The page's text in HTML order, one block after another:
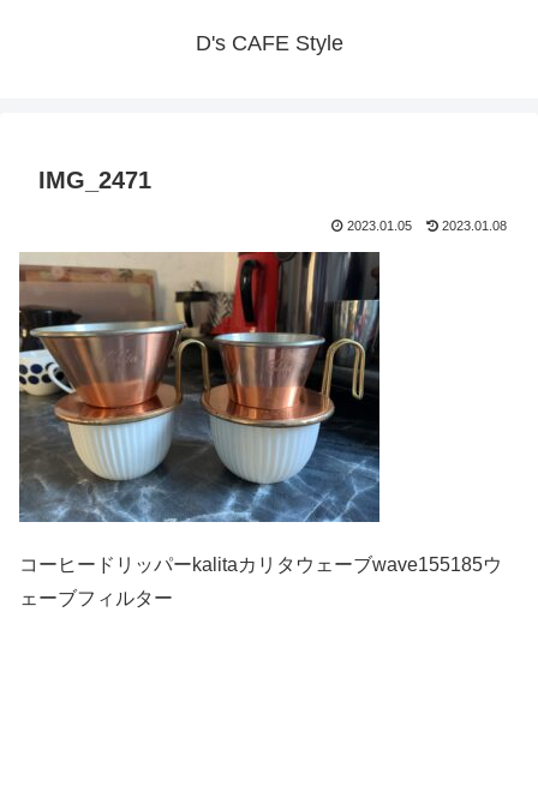
D's CAFE Style
IMG_2471
2023.01.05 2023.01.08
コーヒードリッパーkalitaカリタウェーブwave155185ウ
ェーブフィルター